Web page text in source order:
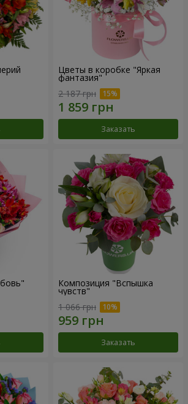
Цветы в коробке "Яркая
фантазия"
2 187 грн
Заказать
Композиция "Вспышка
чувств"
1 066 грн
Заказать